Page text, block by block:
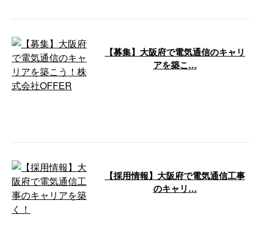
【募集】大阪府で電気通信のキャリ
アを築こ…
【採用情報】大阪府で電気通信工事
のキャリ…